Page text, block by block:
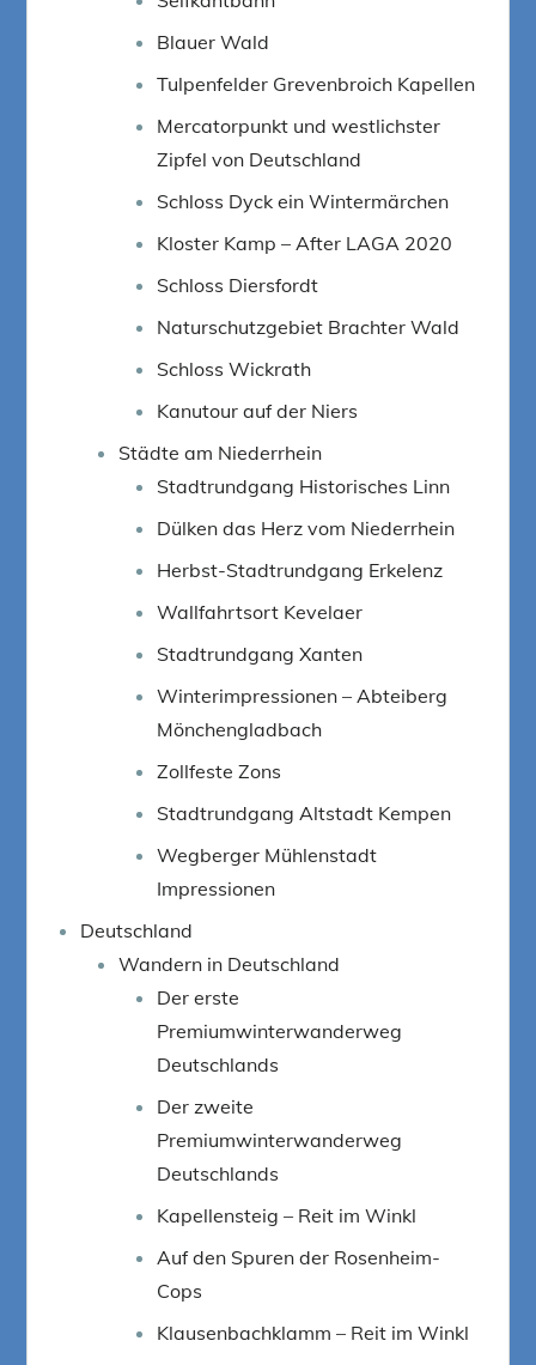
Blauer Wald
Tulpenfelder Grevenbroich Kapellen
Mercatorpunkt und westlichster
Zipfel von Deutschland
Schloss Dyck ein Wintermärchen
Kloster Kamp – After LAGA 2020
Schloss Diersfordt
Naturschutzgebiet Brachter Wald
Schloss Wickrath
Kanutour auf der Niers
Städte am Niederrhein
Stadtrundgang Historisches Linn
Dülken das Herz vom Niederrhein
Herbst-Stadtrundgang Erkelenz
Wallfahrtsort Kevelaer
Stadtrundgang Xanten
Winterimpressionen – Abteiberg
Mönchengladbach
Zollfeste Zons
Stadtrundgang Altstadt Kempen
Wegberger Mühlenstadt
Impressionen
Deutschland
Wandern in Deutschland
Der erste
Premiumwinterwanderweg
Deutschlands
Der zweite
Premiumwinterwanderweg
Deutschlands
Kapellensteig – Reit im Winkl
Auf den Spuren der Rosenheim-
Cops
Klausenbachklamm – Reit im Winkl